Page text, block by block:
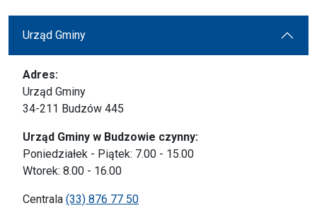
Urząd Gminy
Adres:
Urząd Gminy
34-211 Budzów 445
Urząd Gminy w Budzowie czynny:
Poniedziałek - Piątek: 7.00 - 15.00
Wtorek: 8.00 - 16.00
Centrala (33) 876 77 50